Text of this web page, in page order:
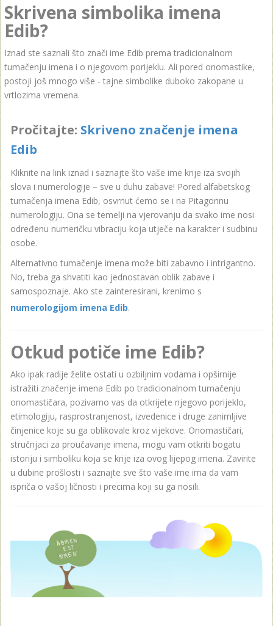
Skrivena simbolika imena
Edib?
Iznad ste saznali što znači ime Edib prema tradicionalnom
tumačenju imena i o njegovom porijeklu. Ali pored onomastike,
postoji još mnogo više - tajne simbolike duboko zakopane u
vrtlozima vremena.
Pročitajte: Skriveno značenje imena
Edib
Kliknite na link iznad i saznajte što vaše ime krije iza svojih
slova i numerologije – sve u duhu zabave! Pored alfabetskog
tumačenja imena Edib, osvrnut ćemo se i na Pitagorinu
numerologiju. Ona se temelji na vjerovanju da svako ime nosi
određenu numeričku vibraciju koja utječe na karakter i sudbinu
osobe.
Alternativno tumačenje imena može biti zabavno i intrigantno.
No, treba ga shvatiti kao jednostavan oblik zabave i
samospoznaje. Ako ste zainteresirani, krenimo s
numerologijom imena Edib.
Otkud potiče ime Edib?
Ako ipak radije želite ostati u ozbiljnim vodama i opširnije
istražiti značenje imena Edib po tradicionalnom tumačenju
onomastičara, pozivamo vas da otkrijete njegovo porijeklo,
etimologiju, rasprostranjenost, izvedenice i druge zanimljive
činjenice koje su ga oblikovale kroz vijekove. Onomastičari,
stručnjaci za proučavanje imena, mogu vam otkriti bogatu
istoriju i simboliku koja se krije iza ovog lijepog imena. Zavirite
u dubine prošlosti i saznajte sve što vaše ime ima da vam
ispriča o vašoj ličnosti i precima koji su ga nosili.